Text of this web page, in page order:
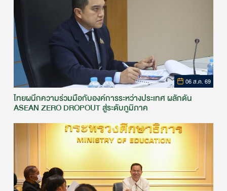
06 ส.ค. 69
ไทยผนึกความร่วมมือกับองค์การระหว่างประเทศ ผลักดัน
ASEAN ZERO DROPOUT สู่ระดับภูมิภาค